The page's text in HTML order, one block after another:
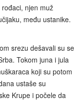
njen muž
među ustanike.
srezu dešavali su se
Tokom juna i jula
koji su potom
ustaše su
Krupe i počele da